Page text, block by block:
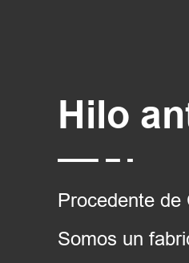
Hilo
Procedente de
Somos un